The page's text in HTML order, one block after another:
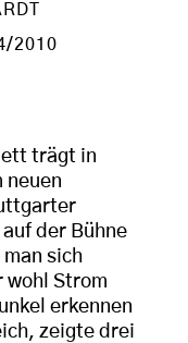
2010
trägt in
neuen
der Bühne
sich
Strom
erkennen
zeigte drei